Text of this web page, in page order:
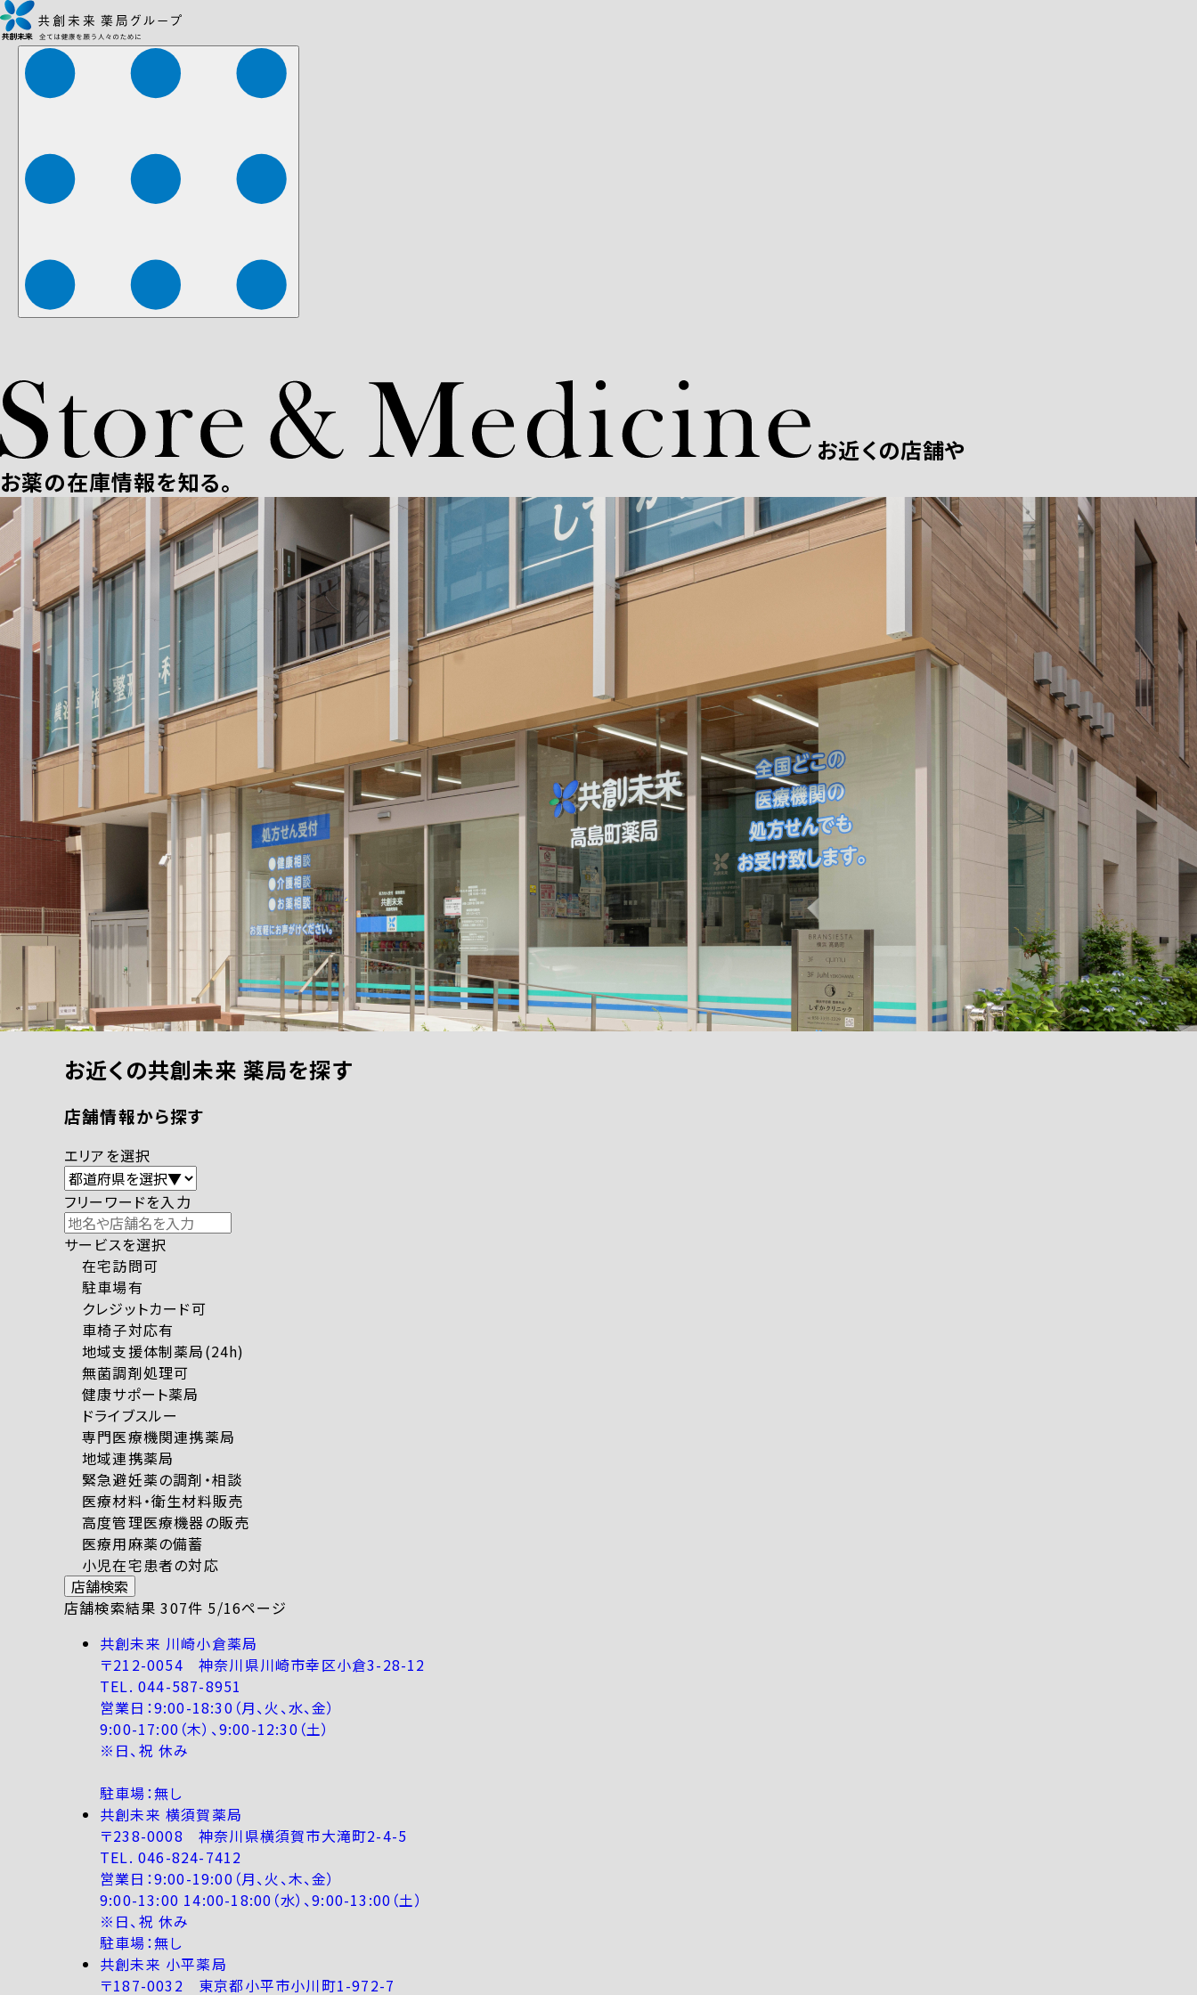
株式会社ファーマみらい 株式会社ストレチア
お近くの店舗や
お薬の在庫情報を知る。
お近くの共創未来 薬局を探す
店舗情報から探す
エリアを選択
フリーワードを入力
サービスを選択
在宅訪問可
駐車場有
クレジットカード可
車椅子対応有
地域支援体制薬局(24h)
無菌調剤処理可
健康サポート薬局
ドライブスルー
専門医療機関連携薬局
地域連携薬局
緊急避妊薬の調剤・相談
医療材料・衛生材料販売
高度管理医療機器の販売
医療用麻薬の備蓄
小児在宅患者の対応
店舗検索
店舗検索結果 307件 5/16ページ
共創未来 川崎小倉薬局
〒212-0054 神奈川県川崎市幸区小倉3-28-12
TEL. 044-587-8951
営業日：9:00-18:30（月、火、水、金）
9:00-17:00（木）、9:00-12:30（土）
※日、祝 休み
駐車場：無し
共創未来 横須賀薬局
〒238-0008 神奈川県横須賀市大滝町2-4-5
TEL. 046-824-7412
営業日：9:00-19:00（月、火、木、金）
9:00-13:00 14:00-18:00（水）、9:00-13:00（土）
※日、祝 休み
駐車場：無し
共創未来 小平薬局
〒187-0032 東京都小平市小川町1-972-7